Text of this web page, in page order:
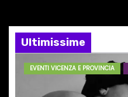
n
e
a
Ultimissime
EVENTI VICENZA E PROVINCIA